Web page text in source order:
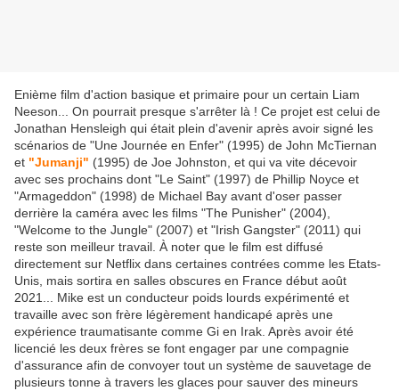
Enième film d'action basique et primaire pour un certain Liam
Neeson... On pourrait presque s'arrêter là ! Ce projet est celui de
Jonathan Hensleigh qui était plein d'avenir après avoir signé les
scénarios de "Une Journée en Enfer" (1995) de John McTiernan
et "Jumanji" (1995) de Joe Johnston, et qui va vite décevoir
avec ses prochains dont "Le Saint" (1997) de Phillip Noyce et
"Armageddon" (1998) de Michael Bay avant d'oser passer
derrière la caméra avec les films "The Punisher" (2004),
"Welcome to the Jungle" (2007) et "Irish Gangster" (2011) qui
reste son meilleur travail. À noter que le film est diffusé
directement sur Netflix dans certaines contrées comme les Etats-
Unis, mais sortira en salles obscures en France début août
2021... Mike est un conducteur poids lourds expérimenté et
travaille avec son frère légèrement handicapé après une
expérience traumatisante comme Gi en Irak. Après avoir été
licencié les deux frères se font engager par une compagnie
d'assurance afin de convoyer tout un système de sauvetage de
plusieurs tonne à travers les glaces pour sauver des mineurs